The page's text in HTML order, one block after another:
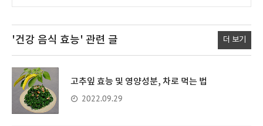
'건강 음식 효능' 관련 글 더 보기
고추잎 효능 및 영양성분, 차로 먹는 법
2022.09.29